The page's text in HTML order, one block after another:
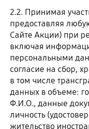
2.2. Принимая
предоставляя
Сайте Акции) при
включая
персональными
согласие на сбор,
в том числе
данных в объеме:
Ф.И.О., данные
личность
жительство